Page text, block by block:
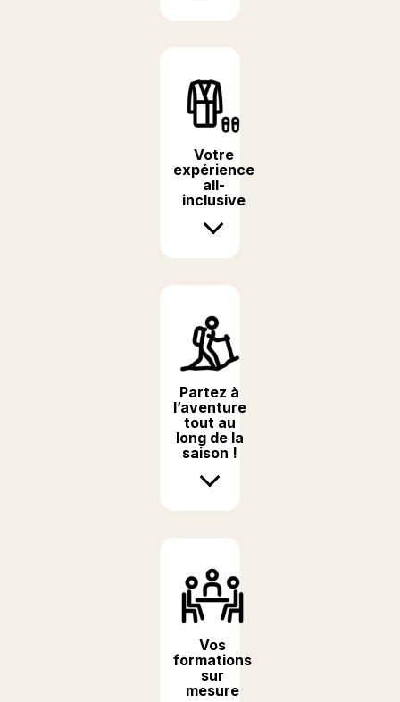
Votre
expérience
all-
inclusive
Partez à
l’aventure
tout au
long de la
saison !
Vos
formations
sur
mesure